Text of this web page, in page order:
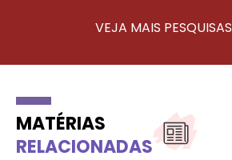
VEJA MAIS PESQUISAS
MATÉRIAS
RELACIONADAS